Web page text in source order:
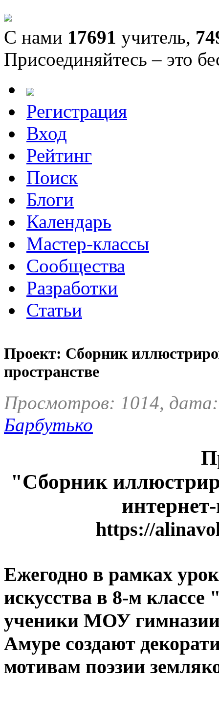
С нами 17691 учитель,
Присоединяйтесь – это
Регистрация
Вход
Рейтинг
Поиск
Блоги
Календарь
Мастер-классы
Сообщества
Разработки
Статьи
Проект: Сборник
пространстве
Просмотров: 1014,
Барбутько
"Сборник
https://
Ежегодно в рамках
искусства в 8-м
ученики МОУ
Амуре создают
мотивам поэзии